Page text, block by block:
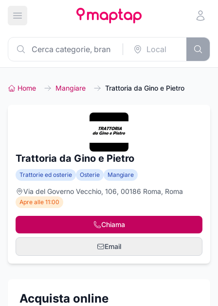
Apri menu principale
Home Mangiare Trattoria da Gino e Pietro
Trattoria da Gino e Pietro
Trattorie ed osterie Osterie Mangiare
Via del Governo Vecchio, 106, 00186 Roma, Roma
Apre alle 11:00
Chiama
Email
Acquista online